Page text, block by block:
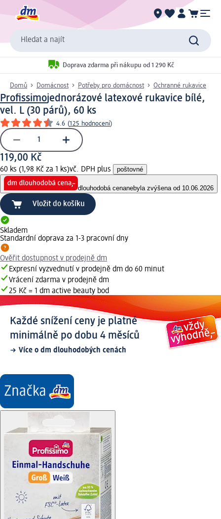
Hledat a najít
Doprava zdarma při nákupu od 1 290 Kč
Domů Domácnost Potřeby pro domácnost Ochranné rukavice
Profissimojednorázové latexové rukavice bílé,
vel. L (30 párů), 60 ks
4.6 (125 hodnocení)
119,00 Kč
60 ks (1,98 Kč za 1 ks)vč. DPH plus poštovné
dlouhodobá cenanebyla zvýšena od 10.06.2026
Vložit do košíku
Skladem
Standardní doprava za 1-3 pracovní dny
Ověřit dostupnost v prodejně dm
Expresní vyzvednutí v prodejně dm do 60 minut
Vrácení zdarma v prodejně dm
25 Kč = 1 dm active beauty bod
Každé snížení ceny je platné
minimálně po dobu 4 měsíců
Více o dm dlouhodobých cenách